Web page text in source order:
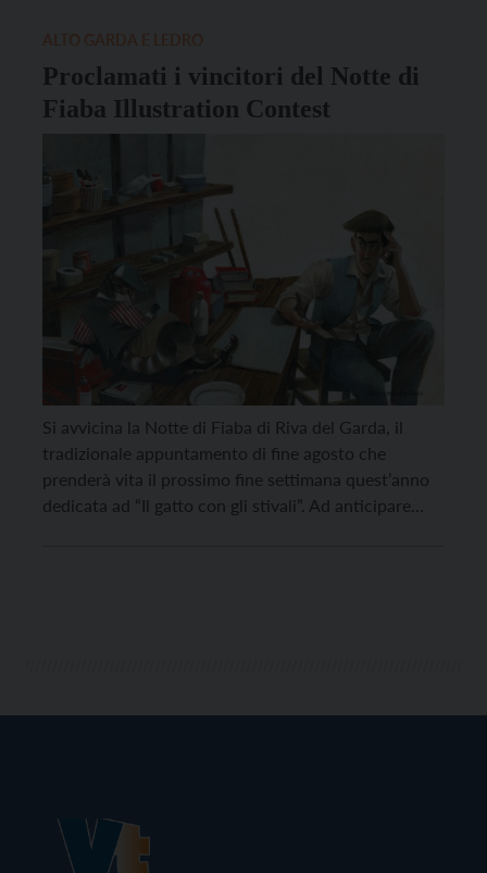
Proclamati i vincitori del Notte di
Fiaba Illustration Contest
Si avvicina la Notte di Fiaba di Riva del Garda, il
tradizionale appuntamento di fine agosto che
prenderà vita il prossimo fine settimana quest’anno
dedicata ad “Il gatto con gli stivali”. Ad anticipare